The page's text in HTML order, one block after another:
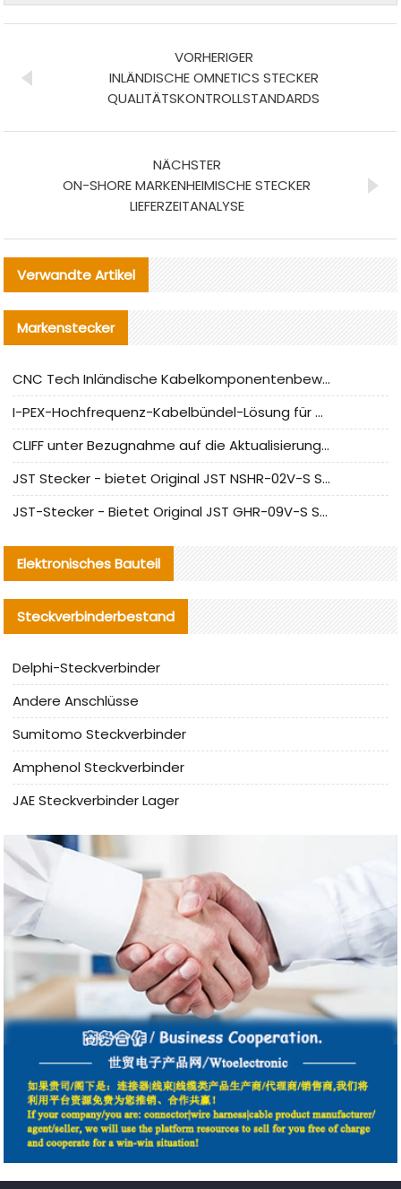
VORHERIGER
INLÄNDISCHE OMNETICS STECKER
QUALITÄTSKONTROLLSTANDARDS
NÄCHSTER
ON-SHORE MARKENHEIMISCHE STECKER
LIEFERZEITANALYSE
Verwandte Artikel
Markenstecker
CNC Tech Inländische Kabelkomponentenbewertung und Massenproduktionsanpassungsanleitung
I-PEX-Hochfrequenz-Kabelbündel-Lösung für die heimische Produktion analysiert
CLIFF unter Bezugnahme auf die Aktualisierung der chinesischen Stecker-Testnormen
JST Stecker - bietet Original JST NSHR-02V-S Stecker und Ersatzteile an
JST-Stecker - Bietet Original JST GHR-09V-S Stecker und Ersatzteile an
Elektronisches Bauteil
Steckverbinderbestand
Delphi-Steckverbinder
Andere Anschlüsse
Sumitomo Steckverbinder
Amphenol Steckverbinder
JAE Steckverbinder Lager